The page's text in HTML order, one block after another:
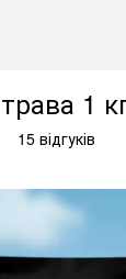
1
15 відгуків